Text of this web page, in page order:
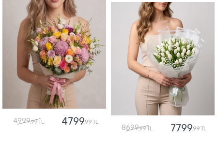
4999,99 TL 4799,99 TL
8699,99 TL 7799,99 TL